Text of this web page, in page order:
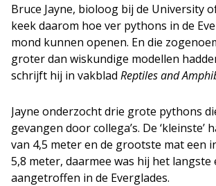
Bruce Jayne, bioloog bij de University
keek daarom hoe ver pythons in de
mond kunnen openen. En die
groter dan wiskundige modellen
schrijft hij in vakblad Reptiles and
Jayne onderzocht drie grote pythons
gevangen door collega’s. De ‘kleinste’
van 4,5 meter en de grootste mat een
5,8 meter, daarmee was hij het langste
aangetroffen in de Everglades.